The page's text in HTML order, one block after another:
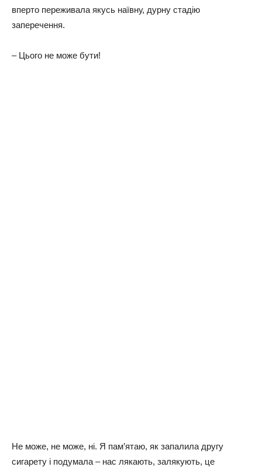
вперто переживала якусь наївну, дурну стадію
заперечення.
– Цього не може бути!
Не може, не може, ні. Я пам’ятаю, як запалила другу
сигарету і подумала – нас лякають, залякують, це